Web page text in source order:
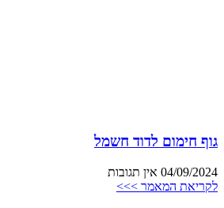
גוף חימום לדוד חשמל
04/09/2024 אין תגובות
לקריאת המאמר >>>